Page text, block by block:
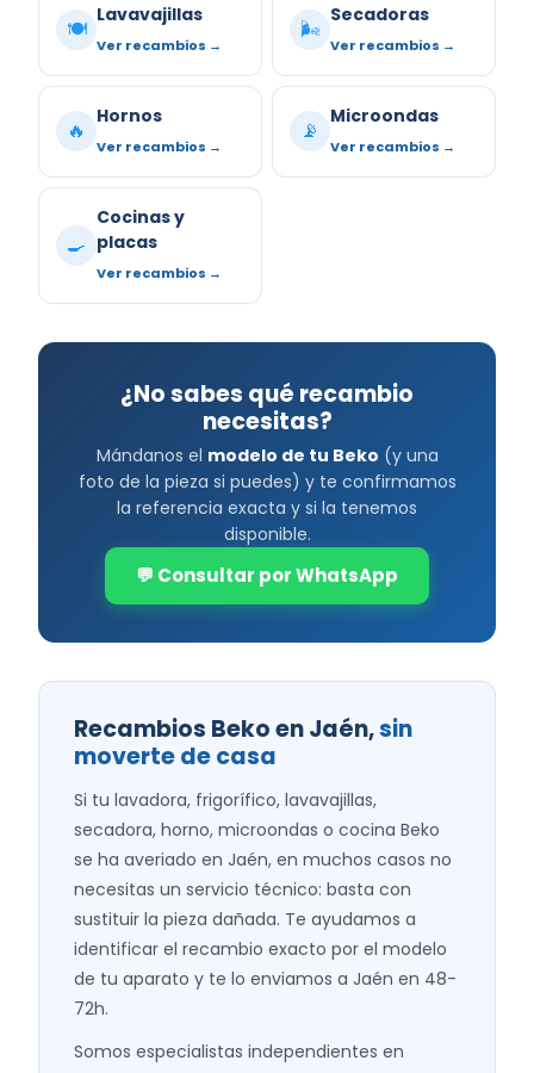
🍽️
Lavavajillas
Ver recambios →
🌬️
Secadoras
Ver recambios →
🔥
Hornos
Ver recambios →
📡
Microondas
Ver recambios →
🍳
Cocinas y
placas
Ver recambios →
¿No sabes qué recambio
necesitas?
Mándanos el modelo de tu Beko (y una
foto de la pieza si puedes) y te confirmamos
la referencia exacta y si la tenemos
disponible.
💬 Consultar por WhatsApp
Recambios Beko en Jaén,sin
moverte de casa
Si tu lavadora, frigorífico, lavavajillas,
secadora, horno, microondas o cocina Beko
se ha averiado en Jaén, en muchos casos no
necesitas un servicio técnico: basta con
sustituir la pieza dañada. Te ayudamos a
identificar el recambio exacto por el modelo
de tu aparato y te lo enviamos a Jaén en 48-
72h.
Somos especialistas independientes en